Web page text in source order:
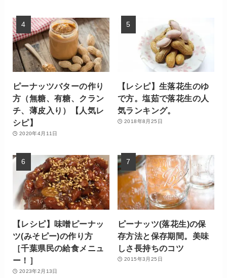
ピーナッツバターの作り
方（無糖、有糖、クラン
チ、薄皮入り）【人気レ
シピ】
2020年4月11日
【レシピ】生落花生のゆ
で方。塩茹で落花生の人
気ランキング。
2018年8月25日
【レシピ】味噌ピーナッ
ツ(みそピー)の作り方
［千葉県民の給食メニュ
ー！］
2023年2月13日
ピーナッツ(落花生)の保
存方法と保存期間。美味
しさ長持ちのコツ
2015年3月25日